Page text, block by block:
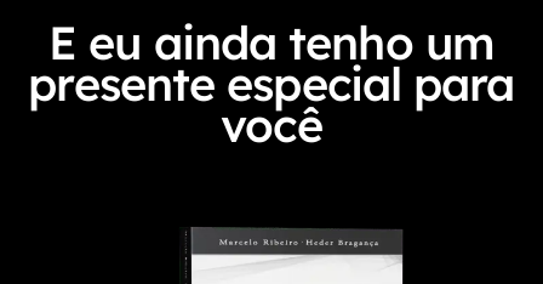
E eu ainda tenho um
presente especial para
você